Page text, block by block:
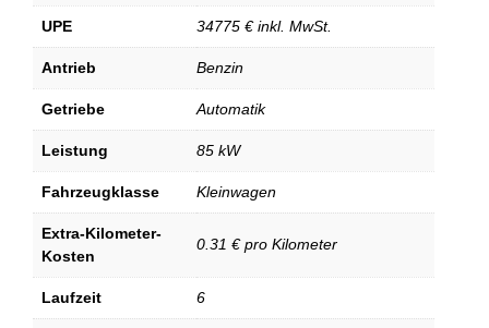
UPE 34775 € inkl. MwSt.
Antrieb Benzin
Getriebe Automatik
Leistung 85 kW
Fahrzeugklasse Kleinwagen
Extra-Kilometer-
Kosten
0.31 € pro Kilometer
Laufzeit 6